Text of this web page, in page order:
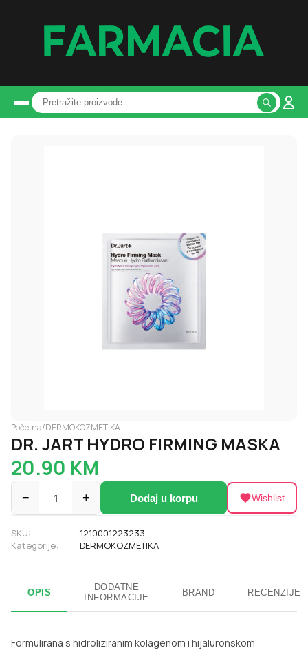
Početna/DERMOKOZMETIKA
DR. JART HYDRO FIRMING MASKA
20.90 KM
− 1 + Dodaj u korpu Wishlist
SKU:
1210001223233
Kategorije:
DERMOKOZMETIKA
OPIS
DODATNE
INFORMACIJE
BRAND RECENZIJE
Formulirana s hidroliziranim kolagenom i hijaluronskom